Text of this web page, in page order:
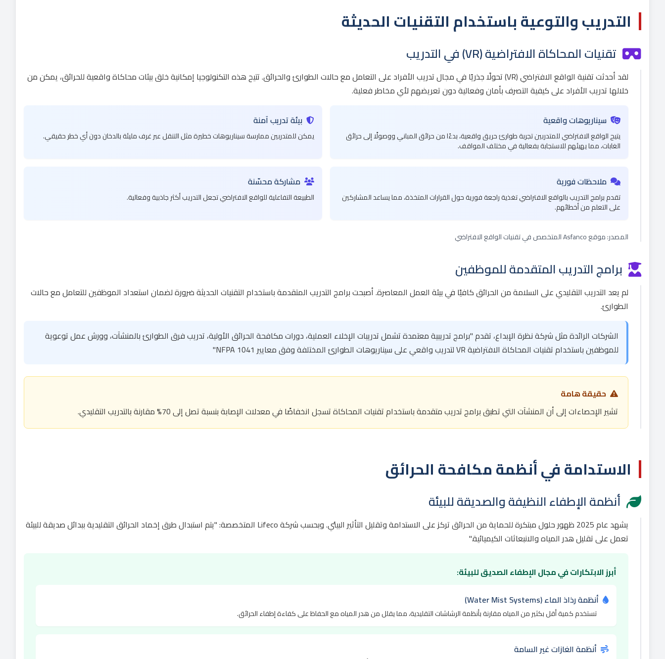
التدريب والتوعية باستخدام التقنيات الحديثة
تقنيات المحاكاة الافتراضية (VR) في التدريب
لقد أحدثت تقنية الواقع الافتراضي (VR) تحولًا جذريًا في مجال تدريب الأفراد على التعامل مع حالات الطوارئ والحرائق. تتيح هذه التكنولوجيا إمكانية خلق بيئات محاكاة واقعية للحرائق، يمكن من
خلالها تدريب الأفراد على كيفية التصرف بأمان وفعالية دون تعريضهم لأي مخاطر فعلية.
سيناريوهات واقعية
يتيح الواقع الافتراضي للمتدربين تجربة طوارئ حريق واقعية، بدءًا من حرائق المباني ووصولًا إلى حرائق
الغابات، مما يهيئهم للاستجابة بفعالية في مختلف المواقف.
بيئة تدريب آمنة
يمكن للمتدربين ممارسة سيناريوهات خطيرة مثل التنقل عبر غرف مليئة بالدخان دون أي خطر حقيقي.
ملاحظات فورية
تقدم برامج التدريب بالواقع الافتراضي تغذية راجعة فورية حول القرارات المتخذة، مما يساعد المشاركين
على التعلم من أخطائهم.
مشاركة محسّنة
الطبيعة التفاعلية للواقع الافتراضي تجعل التدريب أكثر جاذبية وفعالية.
المصدر: موقع Asfanco المتخصص في تقنيات الواقع الافتراضي
برامج التدريب المتقدمة للموظفين
لم يعد التدريب التقليدي على السلامة من الحرائق كافيًا في بيئة العمل المعاصرة. أصبحت برامج التدريب المتقدمة باستخدام التقنيات الحديثة ضرورة لضمان استعداد الموظفين للتعامل مع حالات
الطوارئ.
الشركات الرائدة مثل شركة نظرة الإبداع، تقدم "برامج تدريبية معتمدة تشمل تدريبات الإخلاء العملية، دورات مكافحة الحرائق الأولية، تدريب فرق الطوارئ بالمنشآت، وورش عمل توعوية
للموظفين باستخدام تقنيات المحاكاة الافتراضية VR لتدريب واقعي على سيناريوهات الطوارئ المختلفة وفق معايير NFPA 1041"
حقيقة هامة
تشير الإحصاءات إلى أن المنشآت التي تطبق برامج تدريب متقدمة باستخدام تقنيات المحاكاة تسجل انخفاضًا في معدلات الإصابة بنسبة تصل إلى 70% مقارنة بالتدريب التقليدي.
الاستدامة في أنظمة مكافحة الحرائق
أنظمة الإطفاء النظيفة والصديقة للبيئة
يشهد عام 2025 ظهور حلول مبتكرة للحماية من الحرائق تركز على الاستدامة وتقليل التأثير البيئي. وبحسب شركة Lifeco المتخصصة: "يتم استبدال طرق إخماد الحرائق التقليدية ببدائل صديقة للبيئة
تعمل على تقليل هدر المياه والانبعاثات الكيميائية."
أبرز الابتكارات في مجال الإطفاء الصديق للبيئة:
أنظمة رذاذ الماء (Water Mist Systems)
تستخدم كمية أقل بكثير من المياه مقارنة بأنظمة الرشاشات التقليدية، مما يقلل من هدر المياه مع الحفاظ على كفاءة إطفاء الحرائق.
أنظمة الغازات غير السامة